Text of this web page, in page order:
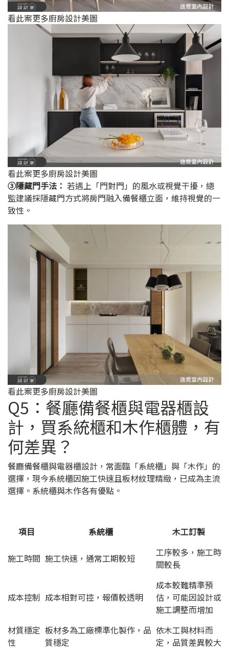
看此案更多廚房設計美圖
看此案更多廚房設計美圖
➂隱藏門手法： 若遇上「門對門」的風水或視覺干擾，總
監建議採隱藏門方式將房門融入備餐櫃立面，維持視覺的一
致性。
看此案更多廚房設計美圖
Q5：餐廳備餐櫃與電器櫃設
計，買系統櫃和木作櫃體，有
何差異？
餐廳備餐櫃與電器櫃設計，常面臨「系統櫃」與「木作」的
選擇，現今系統櫃因施工快速且板材紋理精緻，已成為主流
選擇。系統櫃與木作各有優點。
項目 系統櫃 木工訂製
施工時間 施工快速，通常工期較短
工序較多，施工時
間較長
成本控制 成本相對可控，報價較透明
成本較難精準預
估，可能因設計或
施工調整而增加
材質穩定
性
板材多為工廠標準化製作，品
質穩定
依木工與材料而
定，品質差異較大